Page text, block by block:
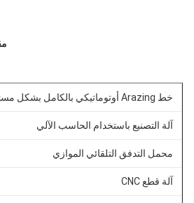
خط Arazing أوتوماتيكي بالكامل بشكل مستمر
آلة التصنيع باستخدام الحاسب الآلي
محمل التدفق التلقائي الموازي
آلة قطع CNC